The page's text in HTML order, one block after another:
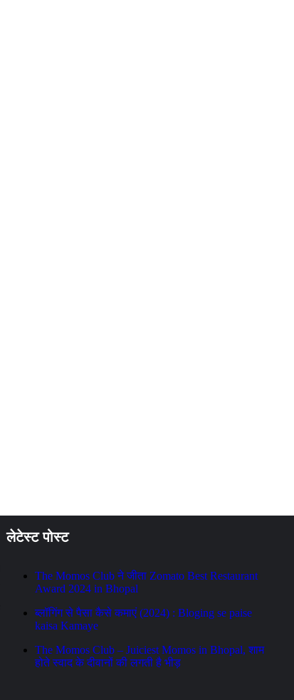
लेटेस्ट पोस्ट
The Momos Club ने जीता Zomato Best Restaurant
Award 2024 in Bhopal
ब्लॉगिंग से पैसा कैसे कमाएं (2024) : Bloging se paise
kaisa Kamaye
The Momos Club – Juiciest Momos in Bhopal, शाम
होते स्वाद के दीवानों की लगती है भीड़